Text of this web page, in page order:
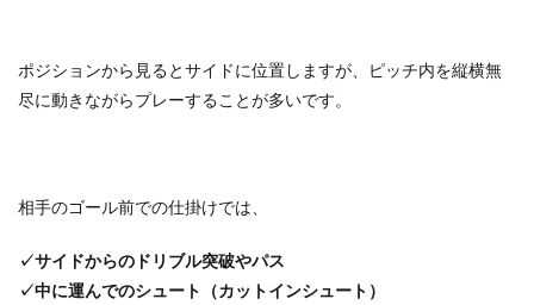
ポジションから見るとサイドに位置しますが、ピッチ内を縦横無
尽に動きながらプレーすることが多いです。
相手のゴール前での仕掛けでは、
✓サイドからのドリブル突破やパス
✓中に運んでのシュート（カットインシュート）